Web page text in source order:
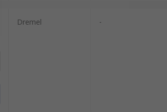
Dremel -